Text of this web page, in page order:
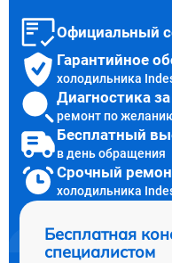
Официальный
Гарантийное
холодильника
Диагностика
ремонт по
Бесплатный
в день обращения
Срочный
холодильника
Бесплатная
специалистом